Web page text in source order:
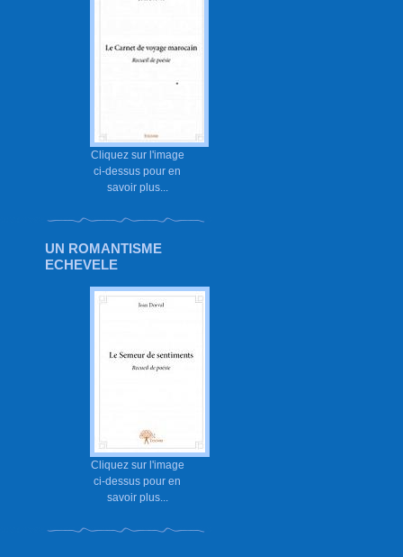
Cliquez sur l'image
ci-dessus pour en
savoir plus...
UN ROMANTISME
ECHEVELE
Cliquez sur l'image
ci-dessus pour en
savoir plus...